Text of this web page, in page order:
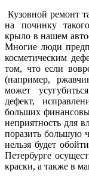
Кузовной ремонт
на починку
крыло в нашем
Многие люди
косметическим
том, что если
(например,
может
дефект,
больших
неприятность для
поразить большую
нельзя будет
Петербурге
краски, а также в